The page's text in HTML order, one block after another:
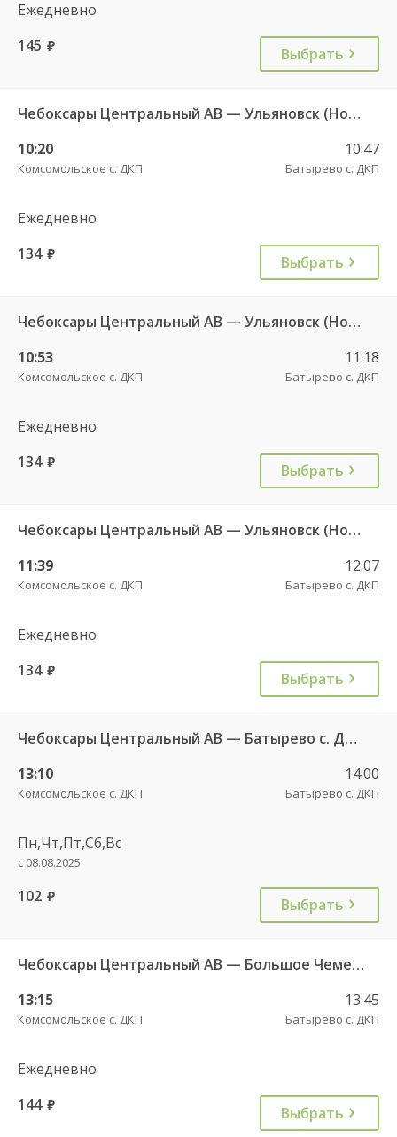
Ежедневно
145 руб. Выбрать
Чебоксары Центральный АВ — Ульяновск (Новый город) ч/з Батырево с. ДКП 5843
10:20
Комсомольское с. ДКП
10:47
Батырево с. ДКП
Ежедневно
134 руб. Выбрать
Чебоксары Центральный АВ — Ульяновск (Новый город) ч/з Батырево с. ДКП 5843.
10:53
Комсомольское с. ДКП
11:18
Батырево с. ДКП
Ежедневно
134 руб. Выбрать
Чебоксары Центральный АВ — Ульяновск (Новый город) ч/з Батырево с. ДКП 5843
11:39
Комсомольское с. ДКП
12:07
Батырево с. ДКП
Ежедневно
134 руб. Выбрать
Чебоксары Центральный АВ — Батырево с. ДКП 543
13:10
Комсомольское с. ДКП
14:00
Батырево с. ДКП
Пн,Чт,Пт,Сб,Вс
с 08.08.2025
102 руб. Выбрать
Чебоксары Центральный АВ — Большое Чеменево с. 639
13:15
Комсомольское с. ДКП
13:45
Батырево с. ДКП
Ежедневно
144 руб. Выбрать